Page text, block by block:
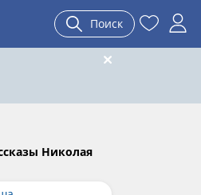
Поиск
Николая